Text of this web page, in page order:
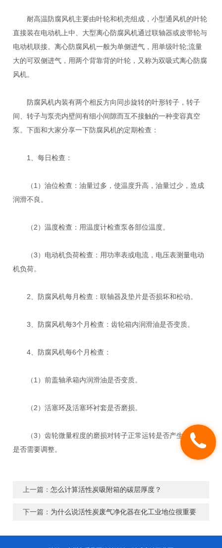
耐高温防腐风机主要由叶轮和机壳组成，小型通风机的叶轮
直接装在电动机上中、大型离心防腐风机通过联轴器或皮带轮与
电动机联接。离心防腐风机一般为单侧进气，用单级叶轮;流量
大的可双侧进气，用两个背靠背的叶轮，又称为双吸式离心防腐
风机。
防腐风机内装有两个相反方向同步旋转的叶形转子，转子
间、转子与泵壳内壁间有细小间隙而互不接触的一种变容真空
泵。下面和大家分享一下防腐风机的定期检查：
1、每日检查：
（1）油位检查：油量过多，使温度升高，油量过少，造成
润滑不良。
（2）温度检查：用温度计检查泵各部位温度。
（3）电动机负荷检查：用功率表或电流，电压表测量电动
机负荷。
2、防腐风机每月检查：联轴器及垫片是否损坏和松动。
3、防腐风机每3个月检查：齿轮箱内润滑油是否变质。
4、防腐风机每6个月检查：
（1）前盖轴承箱内润滑油是否变质。
（2）活塞环及活塞环衬套是否磨损。
（3）齿轮微量程度的磨损对转子正常运转是否产生影响，
是否需要调整。
上一篇：怎么计算活性炭吸附箱的碳层厚度？
下一篇： 为什么说活性炭废气净化器在化工业地位很重要